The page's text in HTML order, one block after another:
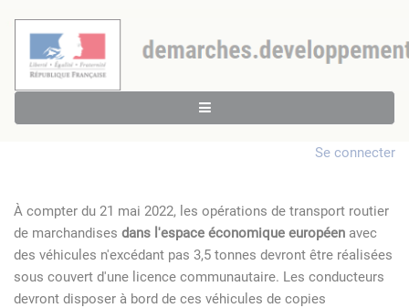
Se connecter
À compter du 21 mai 2022, les opérations de transport routier
de marchandises dans l'espace économique européen avec
des véhicules n'excédant pas 3,5 tonnes devront être réalisées
sous couvert d'une licence communautaire. Les conducteurs
devront disposer à bord de ces véhicules de copies